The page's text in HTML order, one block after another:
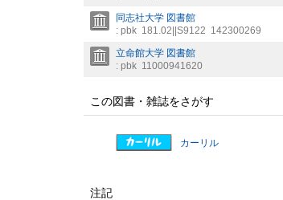
同志社大学 図書館
: pbk 181.02||S9122 142300269
立命館大学 図書館
: pbk 11000941620
この図書・雑誌をさがす
カーリル
注記